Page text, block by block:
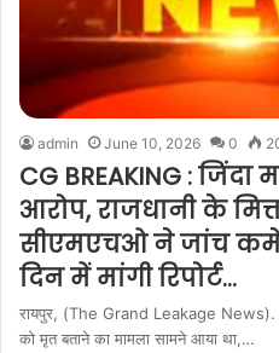
admin June 10, 2026 0
CG BREAKING :
आरोप, राजधानी के
सीएमएचओ ने जांच
दिन में मांगी रिपोर्ट…
रायपुर, (The Grand Leakage News).
को मृत बताने का मामला सामने आया था,…